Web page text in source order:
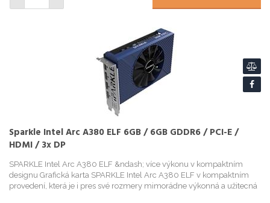
Sparkle Intel Arc A380 ELF 6GB / 6GB GDDR6 / PCI-E /
HDMI / 3x DP
SPARKLE Intel Arc A380 ELF &ndash; více výkonu v kompaktním
designu Grafická karta SPARKLE Intel Arc A380 ELF v kompaktním
provedení, která je i pres své rozmery mimorádne výkonná a užitecná